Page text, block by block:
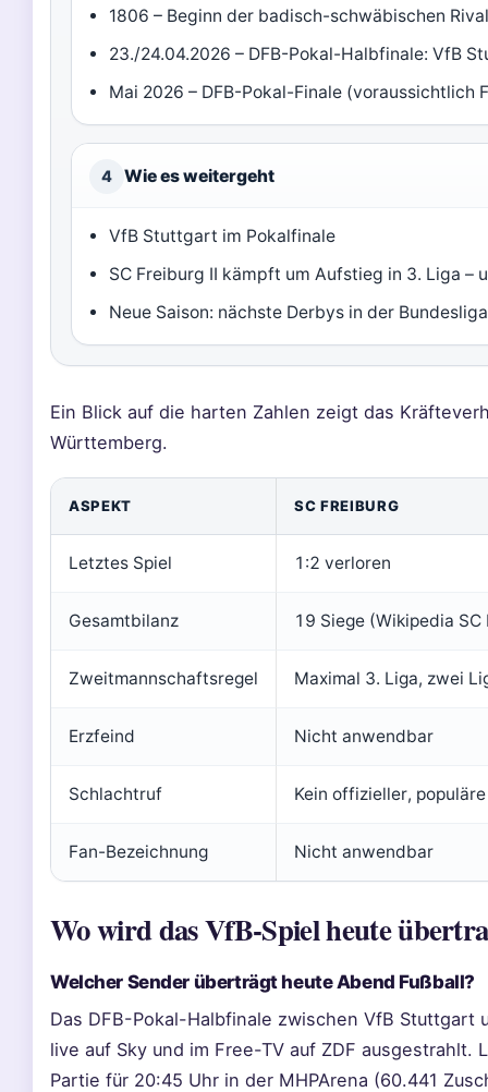
1806 – Beginn der badisch-schwäbischen
23./24.04.2026 – DFB-Pokal-Halbfinale: VfB
Mai 2026 – DFB-Pokal-Finale (voraussichtlich
4 Wie es weitergeht
VfB Stuttgart im Pokalfinale
SC Freiburg II kämpft um Aufstieg in 3. Liga –
Neue Saison: nächste Derbys in der Bundesliga
Ein Blick auf die harten Zahlen zeigt das
Württemberg.
ASPEKT SC FREIBURG
Letztes Spiel 1:2 verloren
Gesamtbilanz 19 Siege (Wikipedia
Zweitmannschaftsregel Maximal 3. Liga, zwei
Erzfeind Nicht anwendbar
Schlachtruf Kein offizieller,
Fan-Bezeichnung Nicht anwendbar
Wo wird das VfB-Spiel heute
Welcher Sender überträgt heute Abend Fußball?
Das DFB-Pokal-Halbfinale zwischen VfB Stuttgart
live auf Sky und im Free-TV auf ZDF ausgestrahlt.
Partie für 20:45 Uhr in der MHPArena (60.441